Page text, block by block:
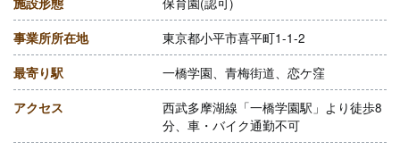
事業所所在地 東京都小平市喜平町1-1-2
最寄り駅 一橋学園、青梅街道、恋ケ窪
アクセス
西武多摩湖線「一橋学園駅」より徒歩8
分、車・バイク通勤不可